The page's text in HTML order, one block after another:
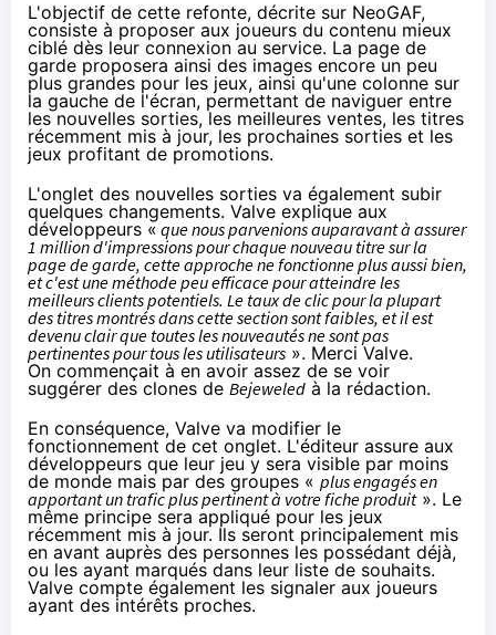
L'objectif de cette refonte, décrite sur NeoGAF,
consiste à proposer aux joueurs du contenu mieux
ciblé dès leur connexion au service. La page de
garde proposera ainsi des images encore un peu
plus grandes pour les jeux, ainsi qu'une colonne sur
la gauche de l'écran, permettant de naviguer entre
les nouvelles sorties, les meilleures ventes, les titres
récemment mis à jour, les prochaines sorties et les
jeux profitant de promotions.
L'onglet des nouvelles sorties va également subir
quelques changements. Valve explique aux
développeurs « que nous parvenions auparavant à assurer
1 million d'impressions pour chaque nouveau titre sur la
page de garde, cette approche ne fonctionne plus aussi bien,
et c'est une méthode peu efficace pour atteindre les
meilleurs clients potentiels. Le taux de clic pour la plupart
des titres montrés dans cette section sont faibles, et il est
devenu clair que toutes les nouveautés ne sont pas
pertinentes pour tous les utilisateurs ». Merci Valve.
On commençait à en avoir assez de se voir
suggérer des clones de Bejeweled à la rédaction.
En conséquence, Valve va modifier le
fonctionnement de cet onglet. L'éditeur assure aux
développeurs que leur jeu y sera visible par moins
de monde mais par des groupes « plus engagés en
apportant un trafic plus pertinent à votre fiche produit». Le
même principe sera appliqué pour les jeux
récemment mis à jour. Ils seront principalement mis
en avant auprès des personnes les possédant déjà,
ou les ayant marqués dans leur liste de souhaits.
Valve compte également les signaler aux joueurs
ayant des intérêts proches.